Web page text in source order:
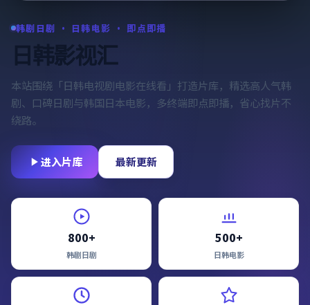
韩剧日剧 · 日韩电影 · 即点即播
日韩影视汇
本站围绕「日韩电视剧电影在线看 」打造片库，精选高人气韩
剧、口碑日剧与韩国日本电影，多终端即点即播，省心找片不
绕路。
进入片库 最新更新
800+
韩剧日剧
500+
日韩电影